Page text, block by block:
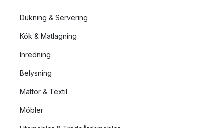
Dukning & Servering
Kök & Matlagning
Inredning
Belysning
Mattor & Textil
Möbler